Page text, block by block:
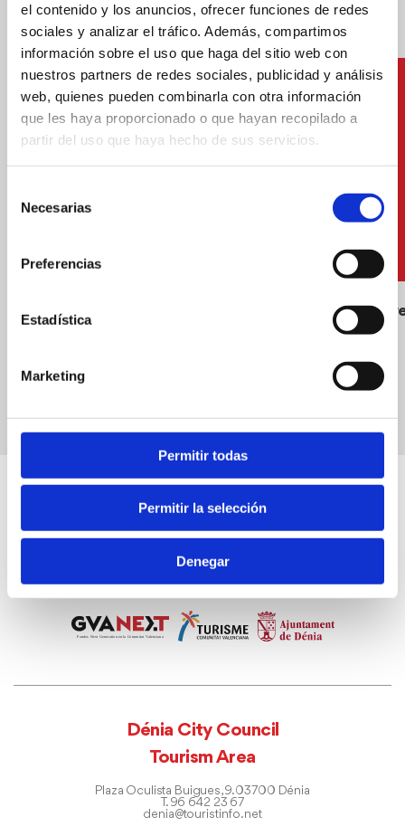
el contenido y los anuncios, ofrecer funciones de redes
sociales y analizar el tráfico. Además, compartimos
información sobre el uso que haga del sitio web con
nuestros partners de redes sociales, publicidad y análisis
web, quienes pueden combinarla con otra información
que les haya proporcionado o que hayan recopilado a
partir del uso que haya hecho de sus servicios.
Necesarias
Preferencias
Estadística
Marketing
Permitir todas
Permitir la selección
Denegar
Water platforms and/or children's
Smoke-
Dénia City Council
Tourism Area
Plaza Oculista Buigues, 9. 03700 Dénia
T. 96 642 23 67
denia@touristinfo.net